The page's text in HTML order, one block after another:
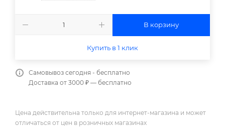
В корзину
Купить в 1 клик
Самовывоз сегодня - бесплатно
Доставка от 3000 ₽ — бесплатно
Цена действительна только для интернет-магазина и может
отличаться от цен в розничных магазинах